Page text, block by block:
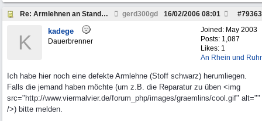
Re: Armlehnen an Standardsitze ? gerd300gd #79363
16/02/2006 08:01
Joined: May 2003
Posts: 1,087
Likes: 1
An Rhein und Ruhr
K kadege
Dauerbrenner
Ich habe hier noch eine defekte Armlehne (Stoff schwarz) herumliegen.
Falls die jemand haben möchte (um z.B. die Reparatur zu üben <img
src="http://www.viermalvier.de/forum_php/images/graemlins/cool.gif" alt=""
/>) bitte melden.